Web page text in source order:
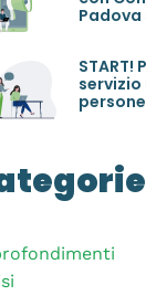
START!